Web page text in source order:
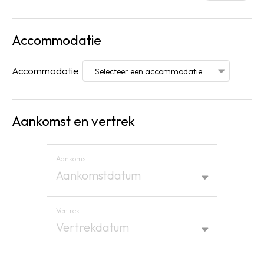
Accommodatie
Accommodatie
Aankomst en vertrek
Aankomst
Aankomstdatum
Vertrek
Vertrekdatum